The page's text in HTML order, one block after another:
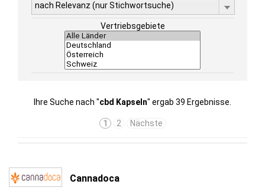
nach Relevanz (nur Stichwortsuche)
Vertriebsgebiete
Ihre Suche nach "cbd Kapseln" ergab 39 Ergebnisse.
1 2 Nächste
Cannadoca